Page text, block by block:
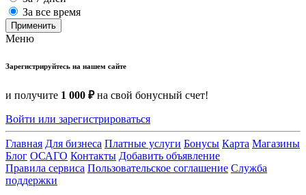
За все время
Применить
Меню
Зарегистрируйтесь на нашем сайте
и получите 1 000 ₽на свой бонусный счет!
Войти или зарегистрироваться
Главная Для бизнеса Платные услуги Бонусы Карта Магазины
Блог ОСАГО Контакты Добавить объявление
Правила сервиса Пользовательское соглашение Служба
поддержки